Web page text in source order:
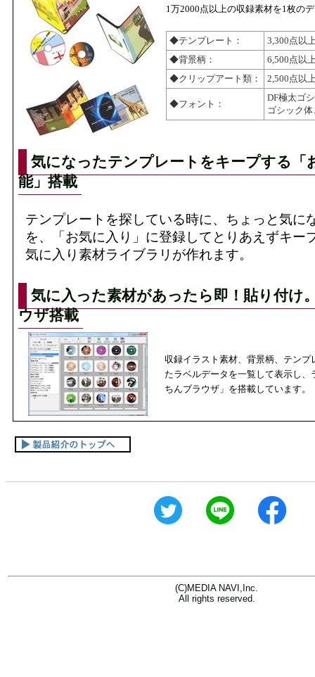
1万2000点以上の収録素材を1枚の
◆テンプレート：
3,300点以
◆背景柄：
6,500点以
◆クリップアート類：
2,500点以
◆フォント：
DF極太ゴ
ゴシック
気になったテンプレートをキープする「
能」搭載
テンプレートを探している時に、ちょっと気に
を、「お気に入り」に登録してとりあえずキー
気に入り素材ライブラリが作れます。
気に入った素材があったら即！貼り付け
ウザ搭載
収録イラスト素材、背景柄、テンプ
たラベルデータを一覧して表示し、
ちんブラウザ」を搭載しています。
(C)MEDIA NAVI,Inc.
All rights reserved.